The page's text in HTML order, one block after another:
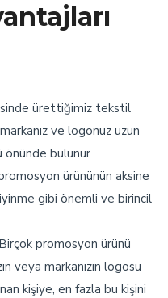
ürettiğimiz tekstil
ve logonuz uzun
önünde bulunur
ürününün aksine
gibi önemli ve birincil
promosyon ürünü
veya markanızın logosu
kişiye, en fazla bu kişini